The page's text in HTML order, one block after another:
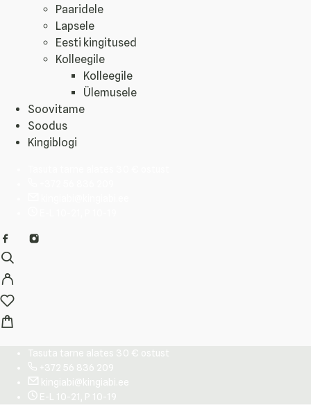
Paaridele
Lapsele
Eesti kingitused
Kolleegile
Kolleegile
Ülemusele
Soovitame
Soodus
Kingiblogi
Tasuta tarne alates 30 € ostust
+372 56 836 209
kingiabi@kingiabi.ee
E-L 10-21, P 10-19